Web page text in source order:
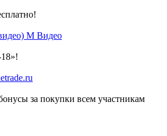
М Видео
за покупки всем участникам